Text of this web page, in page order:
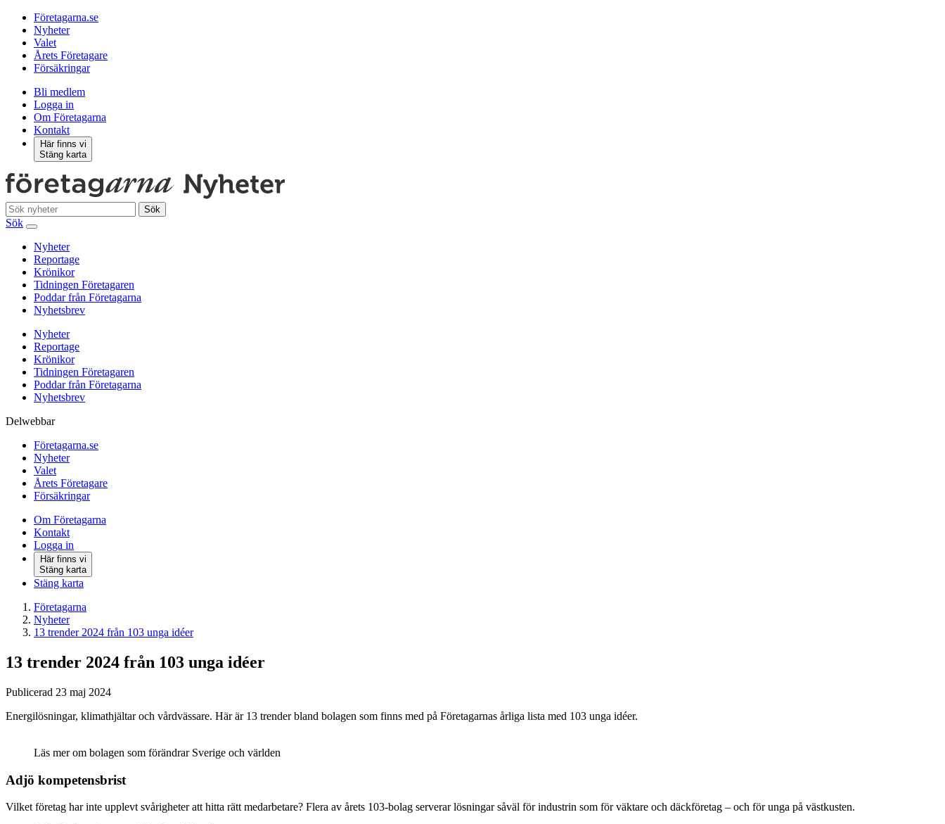
Företagarna.se
Nyheter
Valet
Årets Företagare
Försäkringar
Bli medlem
Logga in
Om Företagarna
Kontakt
Här finns vi
Stäng karta
Sök
Sök
Nyheter
Reportage
Krönikor
Tidningen Företagaren
Poddar från Företagarna
Nyhetsbrev
Nyheter
Reportage
Krönikor
Tidningen Företagaren
Poddar från Företagarna
Nyhetsbrev
Delwebbar
Företagarna.se
Nyheter
Valet
Årets Företagare
Försäkringar
Om Företagarna
Kontakt
Logga in
Här finns vi
Stäng karta
Stäng karta
Företagarna
Nyheter
13 trender 2024 från 103 unga idéer
13 trender 2024 från 103 unga idéer
Publicerad 23 maj 2024
Energilösningar, klimathjältar och vårdvässare. Här är 13 trender bland bolagen som finns med på Företagarnas årliga lista med 103 unga idéer.
Läs mer om bolagen som förändrar Sverige och världen
Adjö kompetensbrist
Vilket företag har inte upplevt svårigheter att hitta rätt medarbetare? Flera av årets 103-bolag serverar lösningar såväl för industrin som för väktare och däckföretag – och för unga på västkusten.